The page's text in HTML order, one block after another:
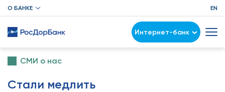
О БАНКЕ EN
Интернет-банк
СМИ о нас
Стали медлить